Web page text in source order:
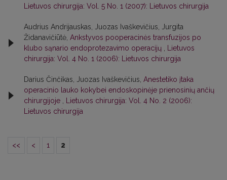
Lietuvos chirurgija: Vol. 5 No. 1 (2007): Lietuvos chirurgija
Audrius Andrijauskas, Juozas Ivaškevičius, Jurgita
Židanavičiūtė, Ankstyvos pooperacinės transfuzijos po
klubo sąnario endoprotezavimo operacijų
Lietuvos
chirurgija: Vol. 4 No. 1 (2006): Lietuvos chirurgija
Darius Činčikas, Juozas Ivaškevičius, Anestetiko įtaka
operacinio lauko kokybei endoskopinėje prienosinių ančių
chirurgijoje
Lietuvos chirurgija: Vol. 4 No. 2 (2006):
Lietuvos chirurgija
<< < 1 2